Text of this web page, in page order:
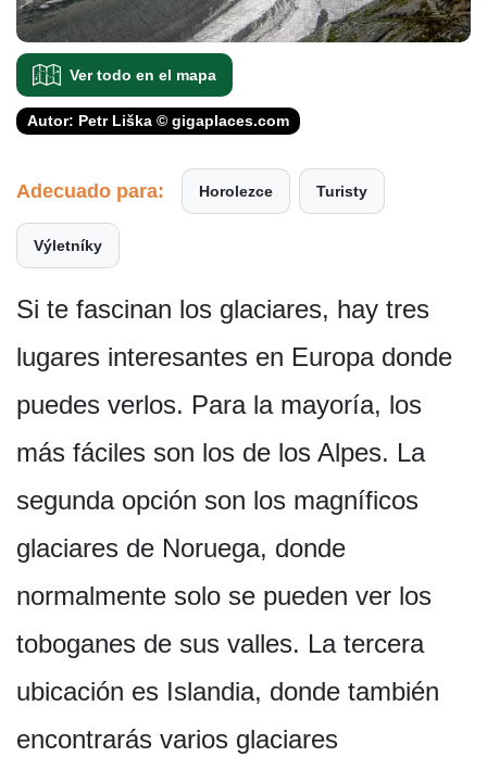
Ver todo en el mapa
Autor: Petr Liška © gigaplaces.com
Adecuado para: Horolezce Turisty
Výletníky
Si te fascinan los glaciares, hay tres
lugares interesantes en Europa donde
puedes verlos. Para la mayoría, los
más fáciles son los de los Alpes. La
segunda opción son los magníficos
glaciares de Noruega, donde
normalmente solo se pueden ver los
toboganes de sus valles. La tercera
ubicación es Islandia, donde también
encontrarás varios glaciares